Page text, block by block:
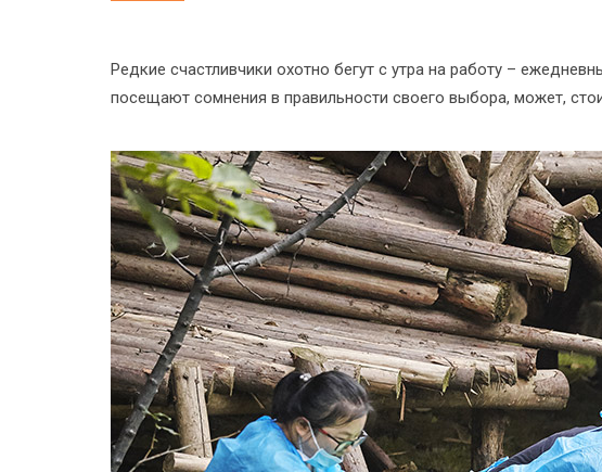
Редкие счастливчики охотно бегут с утра на работу –
посещают сомнения в правильности своего выбора, может,